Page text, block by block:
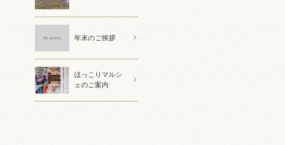
年末のご挨拶
ほっこりマルシ
ェのご案内